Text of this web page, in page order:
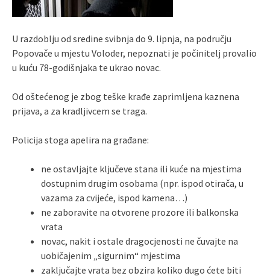
U razdoblju od sredine svibnja do 9. lipnja, na području
Popovače u mjestu Voloder, nepoznati je počinitelj provalio
u kuću 78-godišnjaka te ukrao novac.
Od oštećenog je zbog teške krađe zaprimljena kaznena
prijava, a za kradljivcem se traga.
Policija stoga apelira na građane:
ne ostavljajte ključeve stana ili kuće na mjestima
dostupnim drugim osobama (npr. ispod otirača, u
vazama za cvijeće, ispod kamena…)
ne zaboravite na otvorene prozore ili balkonska
vrata
novac, nakit i ostale dragocjenosti ne čuvajte na
uobičajenim „sigurnim“ mjestima
zaključajte vrata bez obzira koliko dugo ćete biti